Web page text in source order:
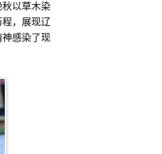
以草木染
，展现辽
感染了现